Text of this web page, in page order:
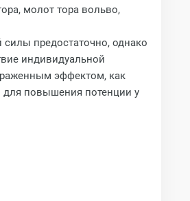
молот тора вольво,
предостаточно, однако
индивидуальной
эффектом, как
для повышения потенции у